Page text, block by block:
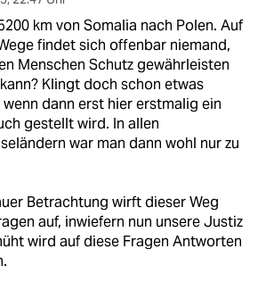
km von Somalia nach Polen. Auf
findet sich offenbar niemand,
Menschen Schutz gewährleisten
Klingt doch schon etwas
dann erst hier erstmalig ein
gestellt wird. In allen
war man dann wohl nur zu
Betrachtung wirft dieser Weg
auf, inwiefern nun unsere Justiz
wird auf diese Fragen Antworten